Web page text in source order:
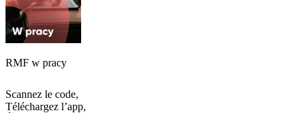
RMF w pracy
Scannez le code,
Téléchargez l’app,